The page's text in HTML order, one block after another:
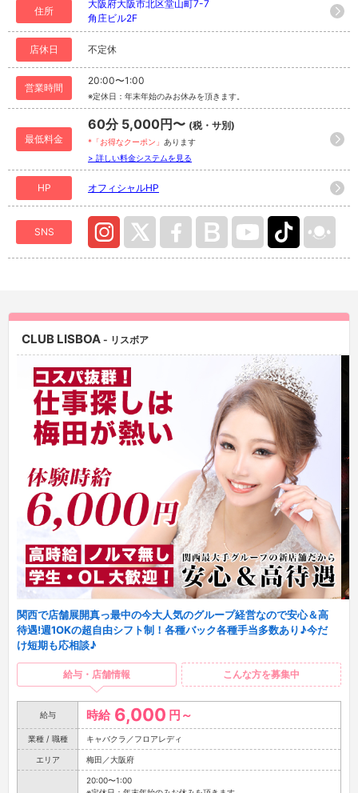
住所
大阪府大阪市北区堂山町7-7
角庄ビル2F
店休日 不定休
営業時間
20:00〜1:00
※定休日：年末年始のみお休みを頂きます。
最低料金
60分 5,000円〜 (税・サ別)
*「お得なクーポン」 あります
> 詳しい料金システムを見る
HP オフィシャルHP
SNS
CLUB LISBOA - リスボア
関西で店舗展開真っ最中の今大人気のグループ経営なので安心＆高
待遇!週1OKの超自由シフト制！各種バック各種手当多数あり♪今だ
け短期も応相談♪
給与・店舗情報 こんな方を募集中
給与 時給 6,000 円～
業種 / 職種 キャバクラ／フロアレディ
エリア 梅田／大阪府
20:00〜1:00